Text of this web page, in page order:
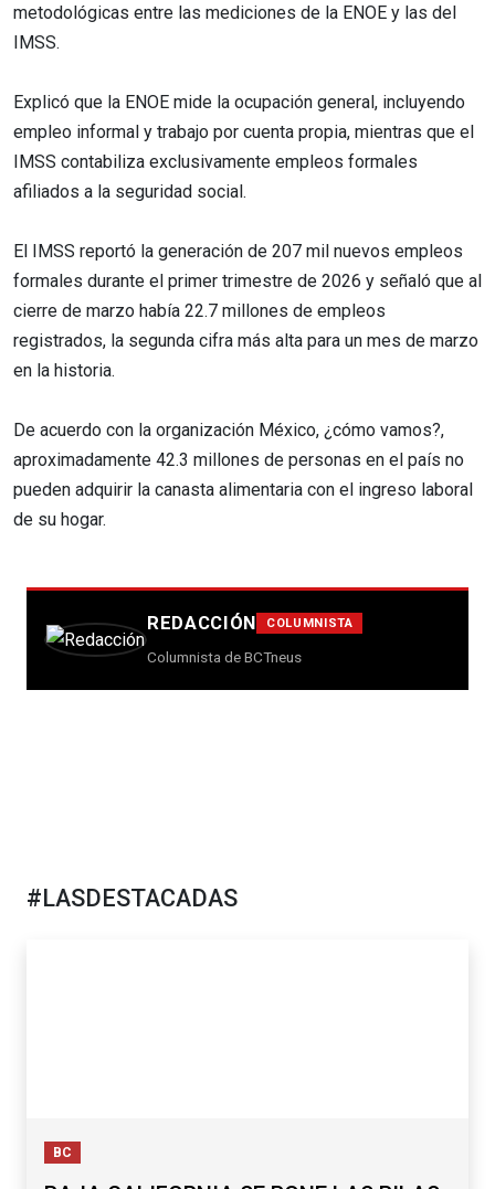
metodológicas entre las mediciones de la ENOE y las del
IMSS.
Explicó que la ENOE mide la ocupación general, incluyendo
empleo informal y trabajo por cuenta propia, mientras que el
IMSS contabiliza exclusivamente empleos formales
afiliados a la seguridad social.
El IMSS reportó la generación de 207 mil nuevos empleos
formales durante el primer trimestre de 2026 y señaló que al
cierre de marzo había 22.7 millones de empleos
registrados, la segunda cifra más alta para un mes de marzo
en la historia.
De acuerdo con la organización México, ¿cómo vamos?,
aproximadamente 42.3 millones de personas en el país no
pueden adquirir la canasta alimentaria con el ingreso laboral
de su hogar.
REDACCIÓN COLUMNISTA
Columnista de BCTneus
#LASDESTACADAS
BC